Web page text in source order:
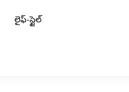
లైఫ్-స్టైల్